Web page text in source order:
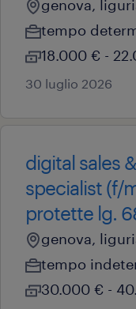
genova,
tempo
18.000 € -
30 luglio 2026
digital sales
specialist (f/
protette lg.
genova,
tempo
30.000 € -